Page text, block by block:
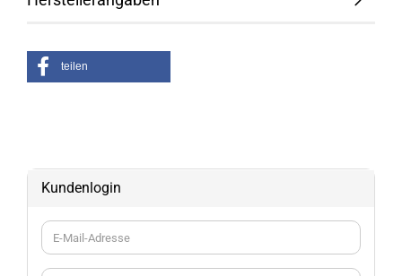
teilen
Kundenlogin
E-
Mail-
Adresse